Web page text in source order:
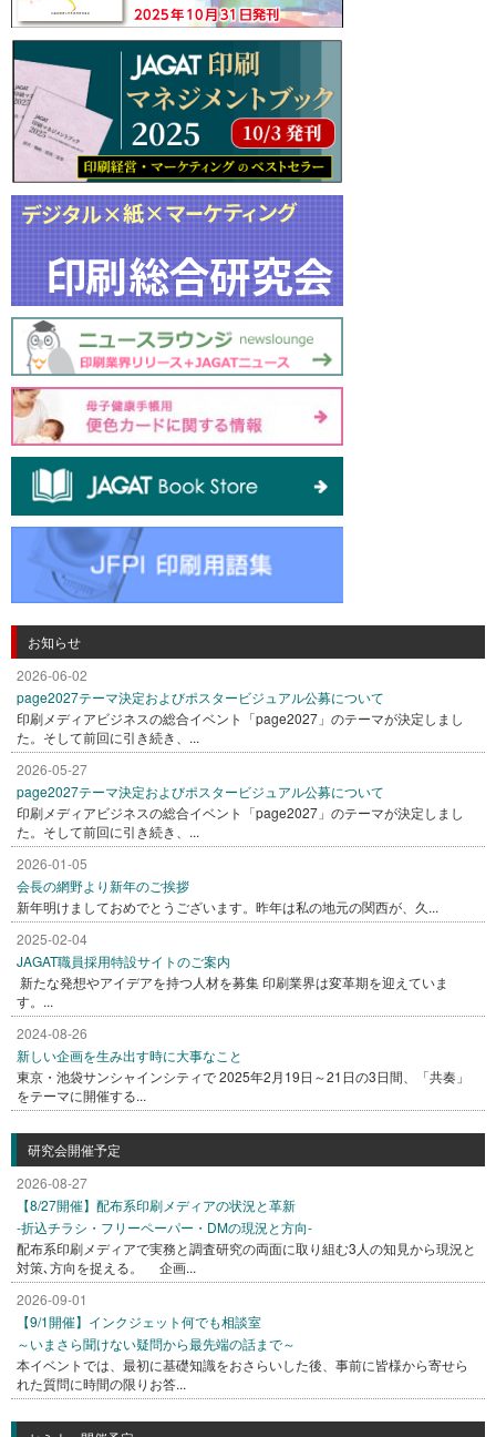
お知らせ
2026-06-02
page2027テーマ決定およびポスタービジュアル公募について
印刷メディアビジネスの総合イベント「page2027」のテーマが決定しまし
た。そして前回に引き続き、...
2026-05-27
page2027テーマ決定およびポスタービジュアル公募について
印刷メディアビジネスの総合イベント「page2027」のテーマが決定しまし
た。そして前回に引き続き、...
2026-01-05
会長の網野より新年のご挨拶
新年明けましておめでとうございます。昨年は私の地元の関西が、久...
2025-02-04
JAGAT職員採用特設サイトのご案内
新たな発想やアイデアを持つ人材を募集 印刷業界は変革期を迎えていま
す。...
2024-08-26
新しい企画を生み出す時に大事なこと
東京・池袋サンシャインシティで 2025年2月19日～21日の3日間、「共奏」
をテーマに開催する...
研究会開催予定
2026-08-27
【8/27開催】配布系印刷メディアの状況と革新
-折込チラシ・フリーペーパー・DMの現況と方向-
配布系印刷メディアで実務と調査研究の両面に取り組む3人の知見から現況と
対策､方向を捉える。 企画...
2026-09-01
【9/1開催】インクジェット何でも相談室
～いまさら聞けない疑問から最先端の話まで～
本イベントでは、最初に基礎知識をおさらいした後、事前に皆様から寄せら
れた質問に時間の限りお答...